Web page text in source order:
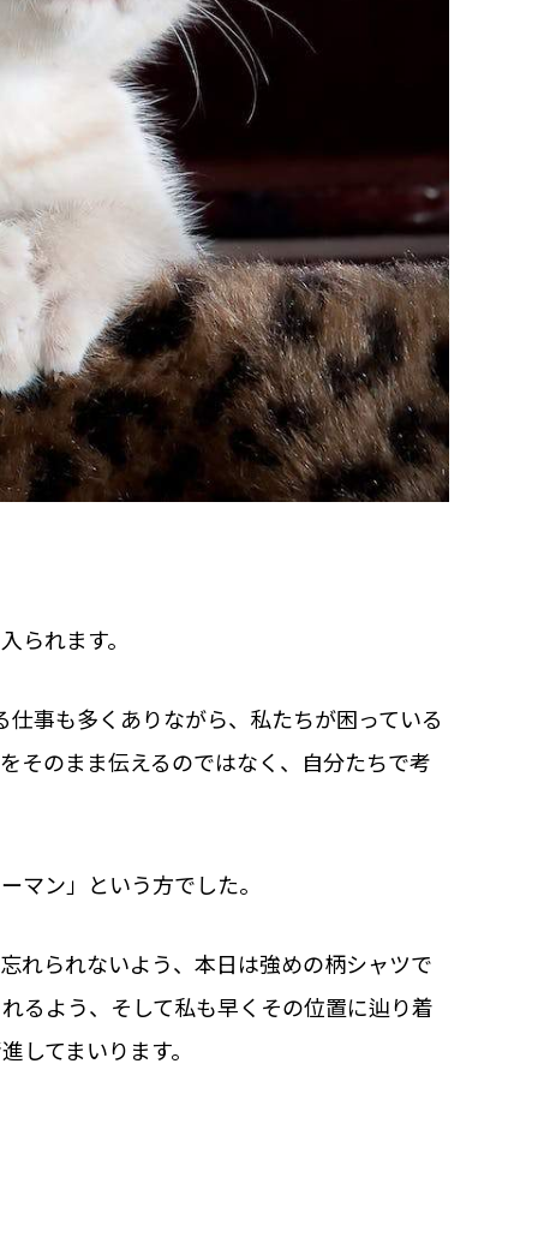
られます。
事も多くありながら、私たちが困っている
そのまま伝えるのではなく、自分たちで考
マン」という方でした。
れられないよう、本日は強めの柄シャツで
るよう、そして私も早くその位置に辿り着
してまいります。